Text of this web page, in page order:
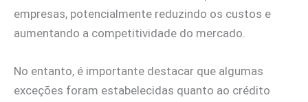
empresas, potencialmente reduzindo os custos e
aumentando a competitividade do mercado.
No entanto, é importante destacar que algumas
exceções foram estabelecidas quanto ao crédito